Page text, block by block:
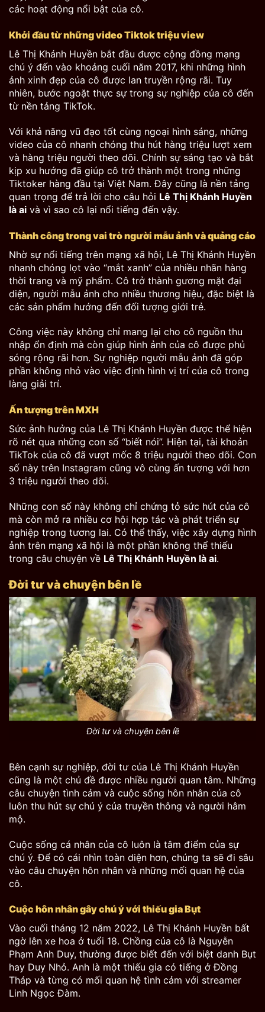
các hoạt động nổi bật của cô.
Khởi đầu từ những video Tiktok triệu view
Lê Thị Khánh Huyền bắt đầu được cộng đồng mạng
chú ý đến vào khoảng cuối năm 2017, khi những hình
ảnh xinh đẹp của cô được lan truyền rộng rãi. Tuy
nhiên, bước ngoặt thực sự trong sự nghiệp của cô đến
từ nền tảng TikTok.
Với khả năng vũ đạo tốt cùng ngoại hình sáng, những
video của cô nhanh chóng thu hút hàng triệu lượt xem
và hàng triệu người theo dõi. Chính sự sáng tạo và bắt
kịp xu hướng đã giúp cô trở thành một trong những
Tiktoker hàng đầu tại Việt Nam. Đây cũng là nền tảng
quan trọng để trả lời cho câu hỏi Lê Thị Khánh Huyền
là ai và vì sao cô lại nổi tiếng đến vậy.
Thành công trong vai trò người mẫu ảnh và quảng cáo
Nhờ sự nổi tiếng trên mạng xã hội, Lê Thị Khánh Huyền
nhanh chóng lọt vào “mắt xanh” của nhiều nhãn hàng
thời trang và mỹ phẩm. Cô trở thành gương mặt đại
diện, người mẫu ảnh cho nhiều thương hiệu, đặc biệt là
các sản phẩm hướng đến đối tượng giới trẻ.
Công việc này không chỉ mang lại cho cô nguồn thu
nhập ổn định mà còn giúp hình ảnh của cô được phủ
sóng rộng rãi hơn. Sự nghiệp người mẫu ảnh đã góp
phần không nhỏ vào việc định hình vị trí của cô trong
làng giải trí.
Ấn tượng trên MXH
Sức ảnh hưởng của Lê Thị Khánh Huyền được thể hiện
rõ nét qua những con số “biết nói”. Hiện tại, tài khoản
TikTok của cô đã vượt mốc 8 triệu người theo dõi. Con
số này trên Instagram cũng vô cùng ấn tượng với hơn
3 triệu người theo dõi.
Những con số này không chỉ chứng tỏ sức hút của cô
mà còn mở ra nhiều cơ hội hợp tác và phát triển sự
nghiệp trong tương lai. Có thể thấy, việc xây dựng hình
ảnh trên mạng xã hội là một phần không thể thiếu
trong câu chuyện về Lê Thị Khánh Huyền là ai.
Đời tư và chuyện bên lề
Đời tư và chuyện bên lề
Bên cạnh sự nghiệp, đời tư của Lê Thị Khánh Huyền
cũng là một chủ đề được nhiều người quan tâm. Những
câu chuyện tình cảm và cuộc sống hôn nhân của cô
luôn thu hút sự chú ý của truyền thông và người hâm
mộ.
Cuộc sống cá nhân của cô luôn là tâm điểm của sự
chú ý. Để có cái nhìn toàn diện hơn, chúng ta sẽ đi sâu
vào câu chuyện hôn nhân và những mối quan hệ của
cô.
Cuộc hôn nhân gây chú ý với thiếu gia Bụt
Vào cuối tháng 12 năm 2022, Lê Thị Khánh Huyền bất
ngờ lên xe hoa ở tuổi 18. Chồng của cô là Nguyễn
Phạm Anh Duy, thường được biết đến với biệt danh Bụt
hay Duy Nhỏ. Anh là một thiếu gia có tiếng ở Đồng
Tháp và từng có mối quan hệ tình cảm với streamer
Linh Ngọc Đàm.